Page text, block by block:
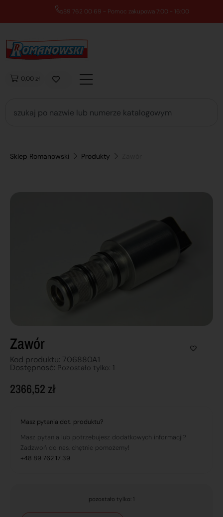
89 762 00 69 - Pomoc zakupowa 7:00 - 16:00
0,00 zł
Sklep Romanowski Produkty
Zawór
Kod produktu: 706880A1
Dostępnosć: Pozostało tylko: 1
2366,52 zł
Masz pytania dot. produktu?
Masz pytania lub potrzebujesz dodatkowych informacji?
Zadzwoń do nas, chętnie pomożemy!
+48 89 762 17 39
pozostało tylko: 1